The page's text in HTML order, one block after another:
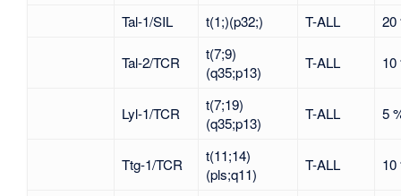
Tal-1/SIL t(1;)(p32;) T-ALL 20
Tal-2/TCR
t(7;9)
(q35;p13)
T-ALL 10
Lyl-1/TCR
t(7;19)
(q35;p13)
T-ALL 5
Ttg-1/TCR
t(11;14)
(pls;q11)
T-ALL 10